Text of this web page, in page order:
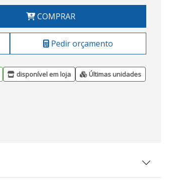
COMPRAR
Pedir orçamento
disponível em loja
Últimas unidades